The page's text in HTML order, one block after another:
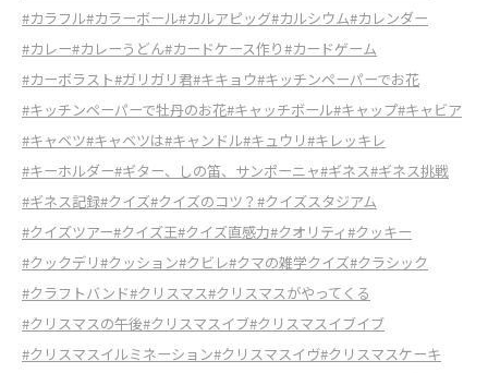
#カラフル#カラーボール#カルアピッグ#カルシウム#カレンダー
#カレー#カレーうどん#カードケース作り#カードゲーム
#カーボラスト#ガリガリ君#キキョウ#キッチンペーパーでお花
#キッチンペーパーで牡丹のお花#キャッチボール#キャップ#キャビア
#キャベツ#キャベツは#キャンドル#キュウリ#キレッキレ
#キーホルダー#ギター、しの笛、サンポーニャ#ギネス#ギネス挑戦
#ギネス記録#クイズ#クイズのコツ？ #クイズスタジアム
#クイズツアー#クイズ王#クイズ直感力#クオリティ#クッキー
#クックデリ#クッション#クビレ#クマの雑学クイズ#クラシック
#クラフトバンド#クリスマス#クリスマスがやってくる
#クリスマスの午後#クリスマスイブ#クリスマスイブイブ
#クリスマスイルミネーション#クリスマスイヴ#クリスマスケーキ